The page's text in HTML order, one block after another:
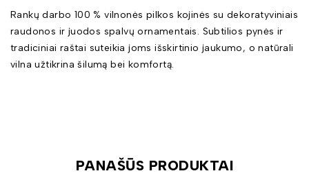
Rankų darbo 100 % vilnonės pilkos kojinės su dekoratyviniais
raudonos ir juodos spalvų ornamentais. Subtilios pynės ir
tradiciniai raštai suteikia joms išskirtinio jaukumo, o natūrali
vilna užtikrina šilumą bei komfortą.
PANAŠŪS PRODUKTAI